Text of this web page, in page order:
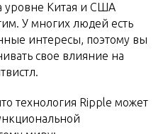
уровне Китая и США
У многих людей есть
интересы, поэтому вы
свое влияние на
технология Ripple может